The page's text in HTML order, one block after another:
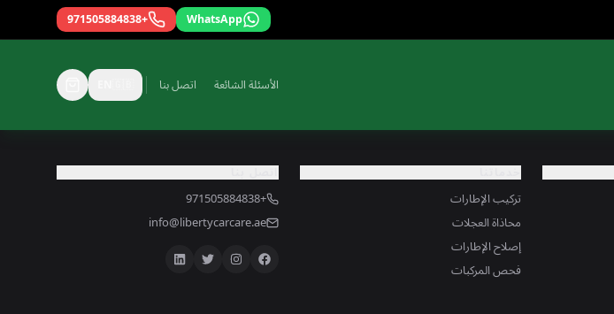
WhatsApp
+971505884838
الأسئلة الشائعة اتصل بنا
تركيب الإطارات
محاذاة العجلات
إصلاح الإطارات
فحص المركبات
+971505884838
info@libertycarcare.ae